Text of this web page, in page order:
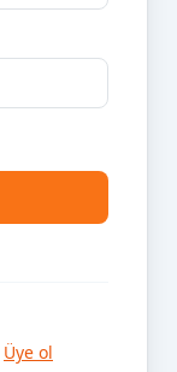
Üye ol